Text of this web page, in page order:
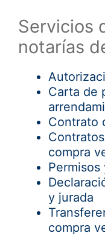
Servicios
notarías
Carta de
Contrato
compra
y jurada
compra